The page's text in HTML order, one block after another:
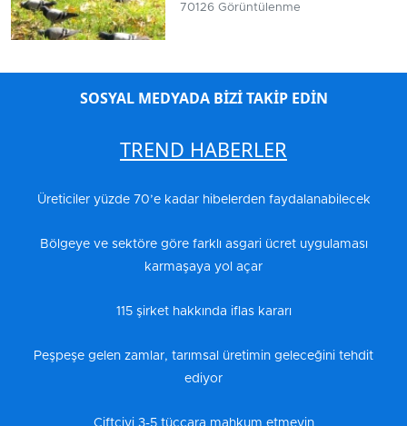
70126 Görüntülenme
SOSYAL MEDYADA BİZİ TAKİP EDİN
TREND HABERLER
Üreticiler yüzde 70’e kadar hibelerden faydalanabilecek
Bölgeye ve sektöre göre farklı asgari ücret uygulaması
karmaşaya yol açar
115 şirket hakkında iflas kararı
Peşpeşe gelen zamlar, tarımsal üretimin geleceğini tehdit
ediyor